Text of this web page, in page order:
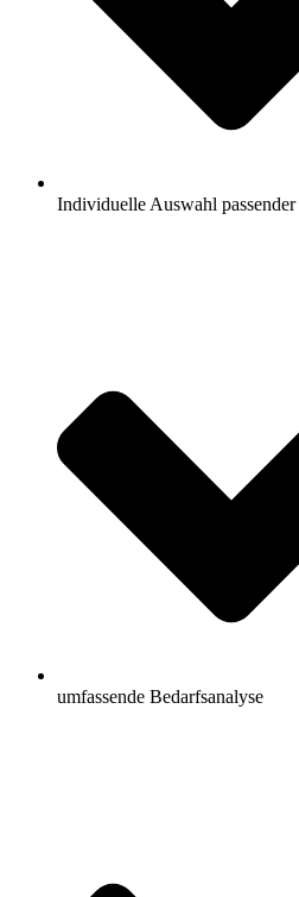
Individuelle Auswahl
umfassende Bedarfsanalyse